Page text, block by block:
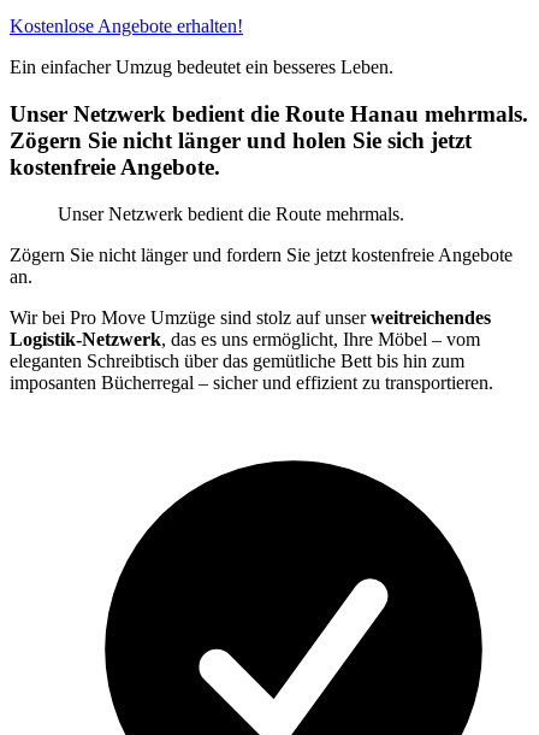
Kostenlose Angebote erhalten!
Ein einfacher Umzug bedeutet ein besseres Leben.
Unser Netzwerk bedient die Route Hanau mehrmals.
Zögern Sie nicht länger und holen Sie sich jetzt
kostenfreie Angebote.
Unser Netzwerk bedient die Route mehrmals.
Zögern Sie nicht länger und fordern Sie jetzt kostenfreie Angebote
an.
Wir bei Pro Move Umzüge sind stolz auf unserweitreichendes
Logistik-Netzwerk, das es uns ermöglicht, Ihre Möbel – vom
eleganten Schreibtisch über das gemütliche Bett bis hin zum
imposanten Bücherregal – sicher und effizient zu transportieren.